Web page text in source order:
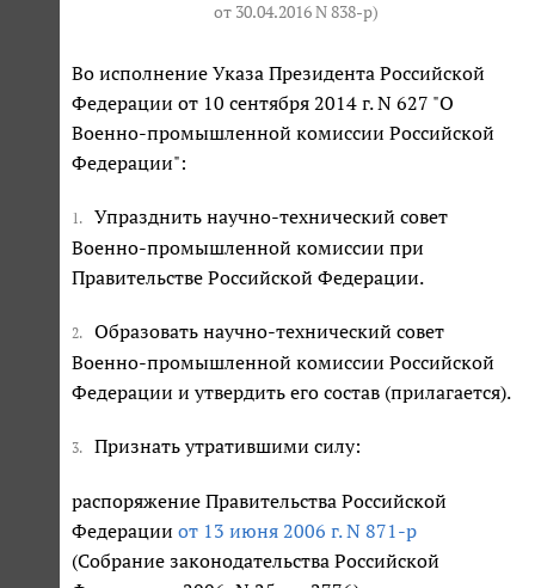
от 30.04.2016 N 838-р)
Во исполнение Указа Президента Российской
Федерации от 10 сентября 2014 г. N 627 "О
Военно-промышленной комиссии Российской
Федерации":
1.
Упразднить научно-технический совет
Военно-промышленной комиссии при
Правительстве Российской Федерации.
2.
Образовать научно-технический совет
Военно-промышленной комиссии Российской
Федерации и утвердить его состав (прилагается).
3. Признать утратившими силу:
распоряжение Правительства Российской
Федерации от 13 июня 2006 г. N 871-р
(Собрание законодательства Российской